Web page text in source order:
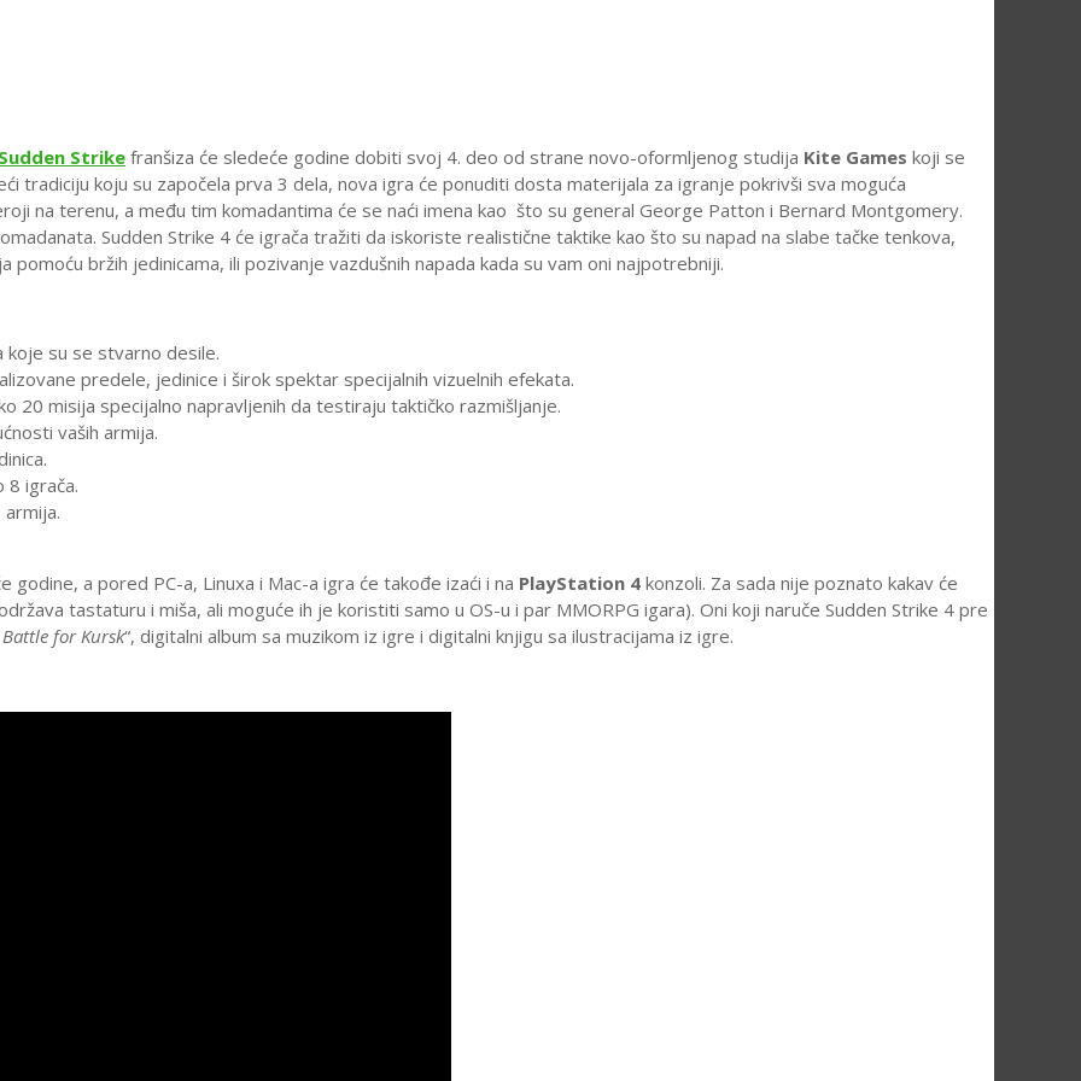
DECENIJE: HRONIKA FINAL FANTASY TACTICS IGARA
, 15. OCTOBER 2025.
NIVOA: GOLDENEYE – SEVERNAYA 1
, 8. JANUARY 2025.
Sudden Strike franšiza će sledeće godine dobiti svoj 4. deo od strane novo-oformljenog studija Kite Games koji se
tradiciju koju su započela prva 3 dela, nova igra će ponuditi dosta materijala za igranje pokrivši sva moguća
na terenu, a među tim komadantima će se naći imena kao što su general George Patton i Bernard Montgomery.
Sudden Strike 4 će igrača tražiti da iskoriste realistične taktike kao što su napad na slabe tačke tenkova,
bržih jedinicama, ili pozivanje vazdušnih napada kada su vam oni najpotrebniji.
koje su se stvarno desile.
predele, jedinice i širok spektar specijalnih vizuelnih efekata.
20 misija specijalno napravljenih da testiraju taktičko razmišljanje.
vaših armija.
8 igrača.
a pored PC-a, Linuxa i Mac-a igra će takođe izaći i na PlayStation 4 konzoli. Za sada nije poznato kakav će
tastaturu i miša, ali moguće ih je koristiti samo u OS-u i par MMORPG igara). Oni koji naruče Sudden Strike 4 pre
Battle for Kursk“, digitalni album sa muzikom iz igre i digitalni knjigu sa ilustracijama iz igre.